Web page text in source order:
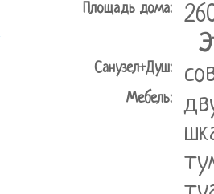
Площадь дома:
Санузел+Душ:
Мебель: